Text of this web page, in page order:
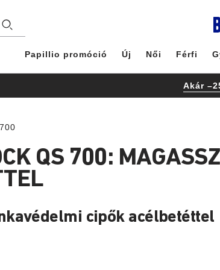
Papillio promóció Új Női Férfi
Akár
QS 700:
cipők acélbetéttel